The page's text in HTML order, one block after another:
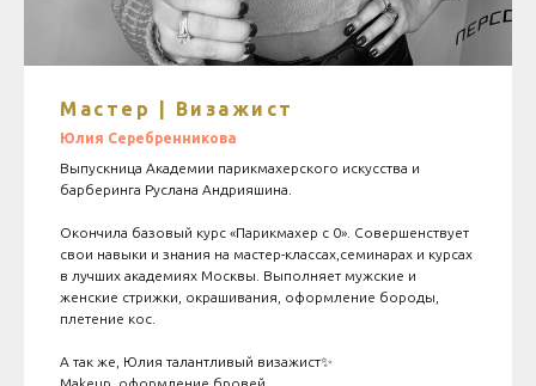
Мастер | Визажист
Юлия Серебренникова
Выпускница Академии парикмахерского искусства и
барберинга Руслана Андрияшина.
Окончила базовый курс «Парикмахер с 0». Совершенствует
свои навыки и знания на мастер-классах,семинарах и курсах
в лучших академиях Москвы. Выполняет мужские и
женские стрижки, окрашивания, оформление бороды,
плетение кос.
А так же, Юлия талантливый визажист✨
Makeup, оформление бровей.